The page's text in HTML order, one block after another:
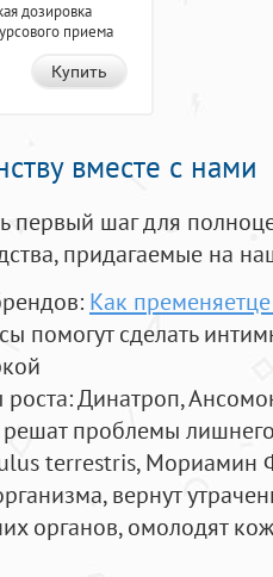
дозировка
приема
Купить
вместе с нами
первый шаг для
придагаемые на
Как
помогут сделать
: Динатроп,
проблемы
terrestris, Мориамин
вернут
органов, омолодят